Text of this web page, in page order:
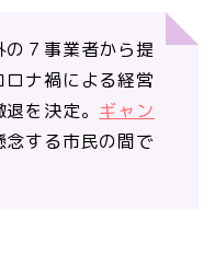
７事業者から提
ナ禍による経営
を決定。 ギャン
する市民の間で